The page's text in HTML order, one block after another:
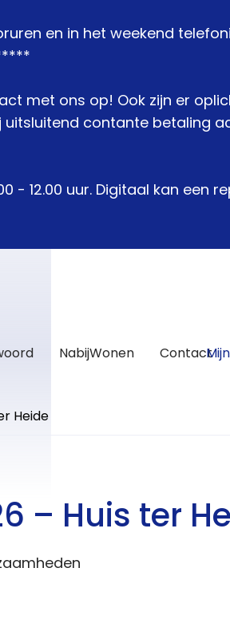
en in het weekend
met ons op! Ook zijn er
contante betaling
- 12.00 uur. Digitaal kan een
NabijWonen Contact
Heide
– Huis ter